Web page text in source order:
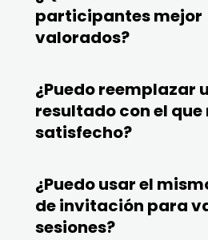
participantes mejor
valorados?
¿Puedo reemplazar
resultado con el que
satisfecho?
¿Puedo usar el
de invitación para
sesiones?